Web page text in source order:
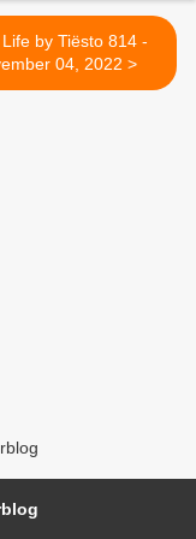
by Tiësto 814 -
november 04, 2022 >